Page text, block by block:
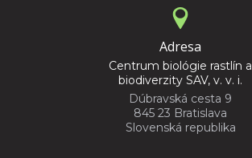
Adresa
Centrum biológie rastlín a
biodiverzity SAV, v. v. i.
Dúbravská cesta 9
845 23 Bratislava
Slovenská republika